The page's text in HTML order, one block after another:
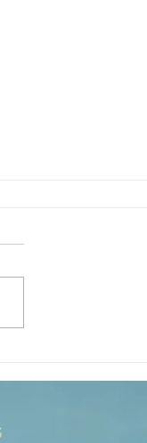
26 de Julio, 2026